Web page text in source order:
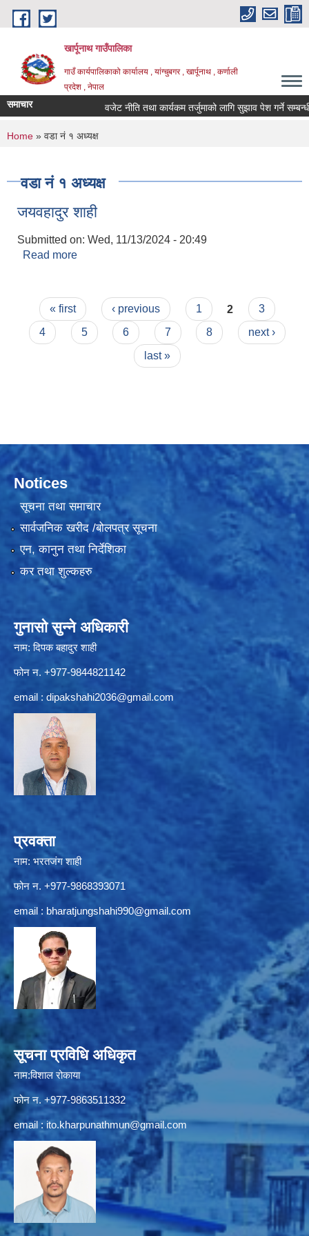
Skip to main content
खार्पूनाथ गाउँपालिका
गाउँ कार्यपालिकाको कार्यालय , यांग्चुबगर , खार्पूनाथ , कर्णाली
प्रदेश , नेपाल
समाचार वजेट नीति तथा कार्यकम तर्जुमाको लागि सुझाव पेश गर्ने सम्बन्धी
You are here
Home » वडा नं १ अध्यक्ष
वडा नं १ अध्यक्ष
जयवहादुर शाही
Submitted on: Wed, 11/13/2024 - 20:49
Read more
Pages
« first ‹ previous 1 2
3
4
5 6 7 8
next ›
last »
Notices
सूचना तथा समाचार
सार्वजनिक खरीद /बोलपत्र सूचना
एन, कानुन तथा निर्देशिका
कर तथा शुल्कहरु
गुनासो सुन्ने अधिकारी
नाम: दिपक बहादुर शाही
फोन न. +977-9844821142
email : dipakshahi2036@gmail.com
प्रवक्ता
नाम: भरतजंग शाही
फोन न. +977-9868393071
email : bharatjungshahi990@gmail.com
सूचना प्रविधि अधिकृत
नाम:विशाल रोकाया
फोन न. +977-9863511332
email : ito.kharpunathmun@gmail.com